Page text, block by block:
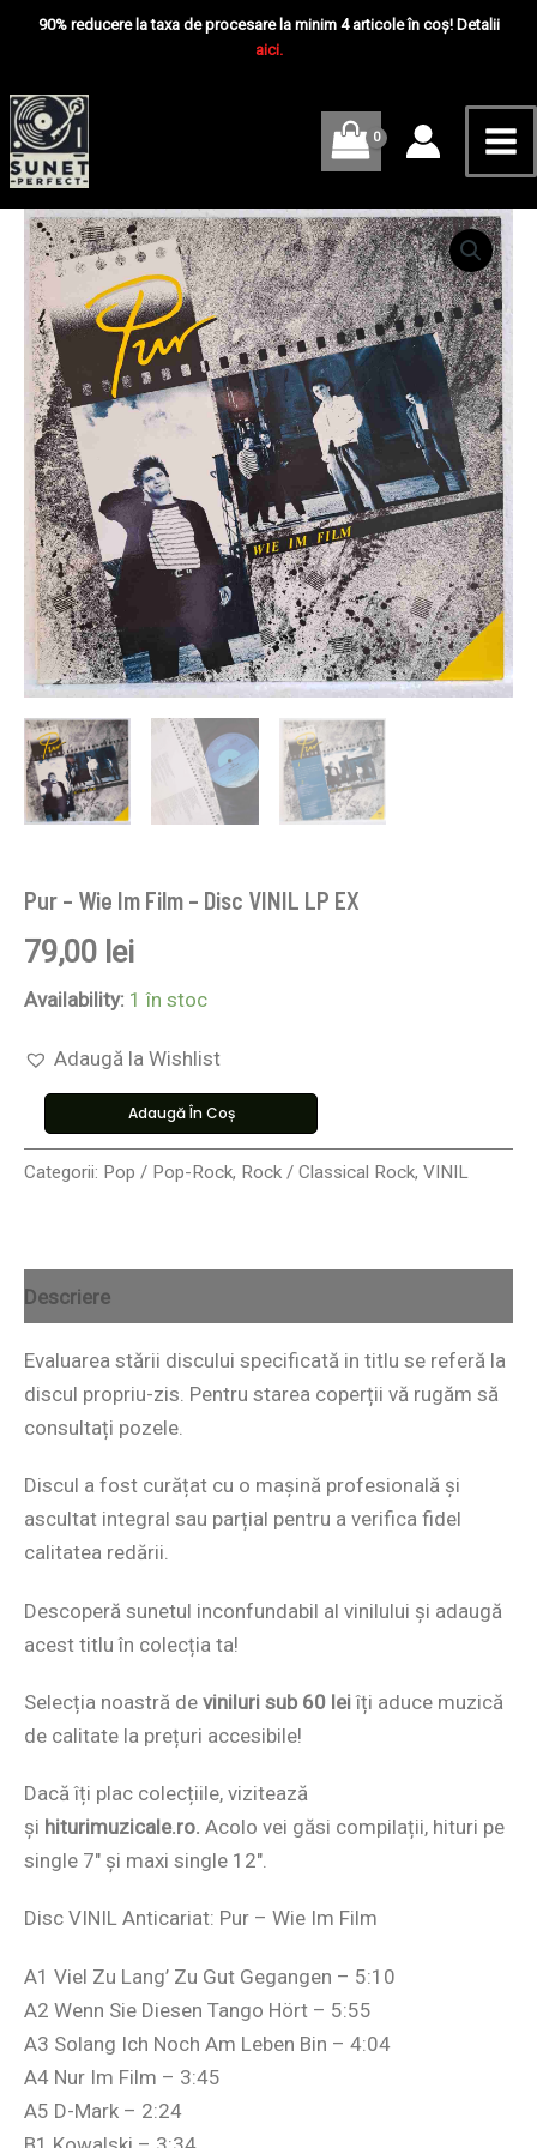
90% reducere la taxa de procesare la minim 4 articole în coș! Detalii
aici.
Pur – Wie Im Film – Disc VINIL LP EX
79,00 lei
Availability: 1 în stoc
Adaugă la Wishlist
Cantitate
Pur
–
Wie
Im
Film
Disc
VINIL
LP
EX
Adaugă În Coș
Categorii: Pop / Pop-Rock, Rock / Classical Rock, VINIL
Descriere
Evaluarea stării discului specificată in titlu se referă la
discul propriu-zis. Pentru starea coperții vă rugăm să
consultați pozele.
Discul a fost curățat cu o mașină profesională și
ascultat integral sau parțial pentru a verifica fidel
calitatea redării.
Descoperă sunetul inconfundabil al vinilului și adaugă
acest titlu în colecția ta!
Selecția noastră de viniluri sub 60 leiîți aduce muzică
de calitate la prețuri accesibile!
Dacă îți plac colecțiile, vizitează
și hiturimuzicale.ro. Acolo vei găsi compilații, hituri pe
single 7″ și maxi single 12″.
Disc VINIL Anticariat: Pur – Wie Im Film
A1 Viel Zu Lang’ Zu Gut Gegangen – 5:10
A2 Wenn Sie Diesen Tango Hört – 5:55
A3 Solang Ich Noch Am Leben Bin – 4:04
A4 Nur Im Film – 3:45
A5 D-Mark – 2:24
Film